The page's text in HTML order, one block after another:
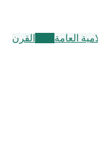
العامة
القرن